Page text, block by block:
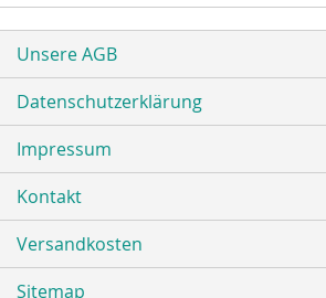
Unsere AGB
Datenschutzerklärung
Impressum
Kontakt
Versandkosten
Sitemap